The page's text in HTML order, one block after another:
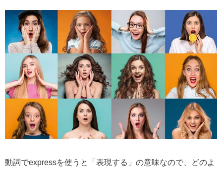
動詞でexpressを使うと「表現する」の意味なので、どのよ